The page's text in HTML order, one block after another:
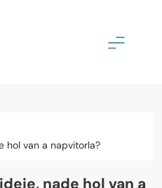
hol van a napvitorla?
nade hol van a